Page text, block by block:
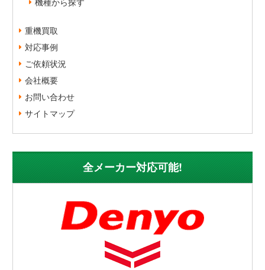
重機買取
対応事例
ご依頼状況
会社概要
お問い合わせ
サイトマップ
全メーカー対応可能!